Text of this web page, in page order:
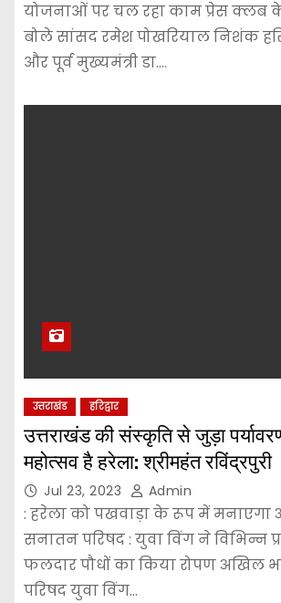
योजनाओं पर चल रहा काम प्रेस क्लब
बोले सांसद रमेश पोखरियाल निशंक
और पूर्व मुख्यमंत्री डा.…
उत्तराखंड हरिद्वार
उत्तराखंड की संस्कृति से जुड़ा
महोत्सव है हरेला: श्रीमहंत रविंद्रपुरी
Jul 23, 2023 Admin
: हरेला को पखवाड़ा के रूप में मनाएगा
सनातन परिषद : युवा विंग ने विभिन्न
फलदार पौधों का किया रोपण अखिल
परिषद युवा विंग…